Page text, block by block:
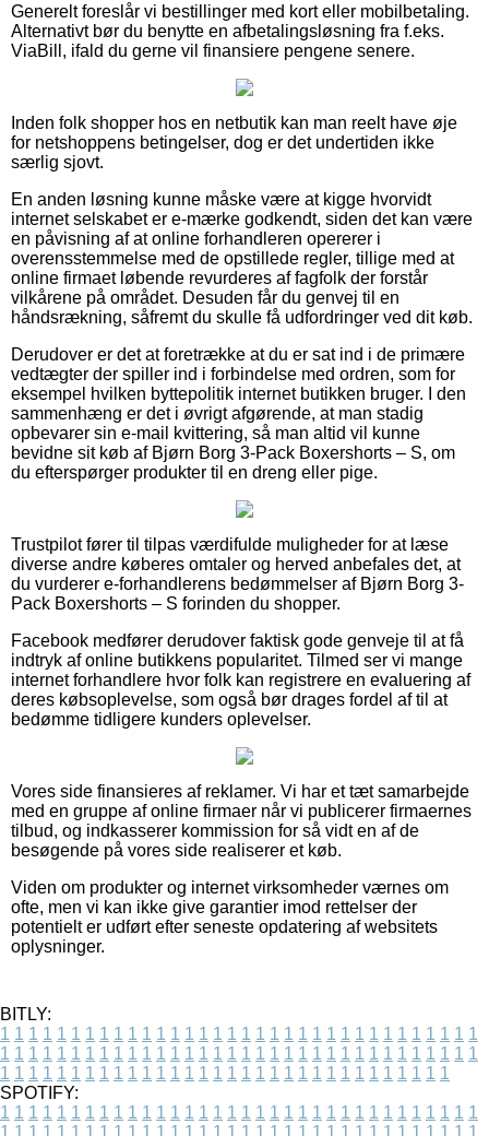
Generelt foreslår vi bestillinger med kort eller mobilbetaling.
Alternativt bør du benytte en afbetalingsløsning fra f.eks.
ViaBill, ifald du gerne vil finansiere pengene senere.
Inden folk shopper hos en netbutik kan man reelt have øje
for netshoppens betingelser, dog er det undertiden ikke
særlig sjovt.
En anden løsning kunne måske være at kigge hvorvidt
internet selskabet er e-mærke godkendt, siden det kan være
en påvisning af at online forhandleren opererer i
overensstemmelse med de opstillede regler, tillige med at
online firmaet løbende revurderes af fagfolk der forstår
vilkårene på området. Desuden får du genvej til en
håndsrækning, såfremt du skulle få udfordringer ved dit køb.
Derudover er det at foretrække at du er sat ind i de primære
vedtægter der spiller ind i forbindelse med ordren, som for
eksempel hvilken byttepolitik internet butikken bruger. I den
sammenhæng er det i øvrigt afgørende, at man stadig
opbevarer sin e-mail kvittering, så man altid vil kunne
bevidne sit køb af Bjørn Borg 3-Pack Boxershorts – S, om
du efterspørger produkter til en dreng eller pige.
Trustpilot fører til tilpas værdifulde muligheder for at læse
diverse andre køberes omtaler og herved anbefales det, at
du vurderer e-forhandlerens bedømmelser af Bjørn Borg 3-
Pack Boxershorts – S forinden du shopper.
Facebook medfører derudover faktisk gode genveje til at få
indtryk af online butikkens popularitet. Tilmed ser vi mange
internet forhandlere hvor folk kan registrere en evaluering af
deres købsoplevelse, som også bør drages fordel af til at
bedømme tidligere kunders oplevelser.
Vores side finansieres af reklamer. Vi har et tæt samarbejde
med en gruppe af online firmaer når vi publicerer firmaernes
tilbud, og indkasserer kommission for så vidt en af de
besøgende på vores side realiserer et køb.
Viden om produkter og internet virksomheder værnes om
ofte, men vi kan ikke give garantier imod rettelser der
potentielt er udført efter seneste opdatering af websitets
oplysninger.
BITLY:
1 1 1 1 1 1 1 1 1 1 1 1 1 1 1 1 1 1 1 1 1 1 1 1 1 1 1 1 1 1 1 1 1 1
1 1 1 1 1 1 1 1 1 1 1 1 1 1 1 1 1 1 1 1 1 1 1 1 1 1 1 1 1 1 1 1 1 1
1 1 1 1 1 1 1 1 1 1 1 1 1 1 1 1 1 1 1 1 1 1 1 1 1 1 1 1 1 1 1 1
SPOTIFY:
1 1 1 1 1 1 1 1 1 1 1 1 1 1 1 1 1 1 1 1 1 1 1 1 1 1 1 1 1 1 1 1 1 1
1 1 1 1 1 1 1 1 1 1 1 1 1 1 1 1 1 1 1 1 1 1 1 1 1 1 1 1 1 1 1 1 1 1